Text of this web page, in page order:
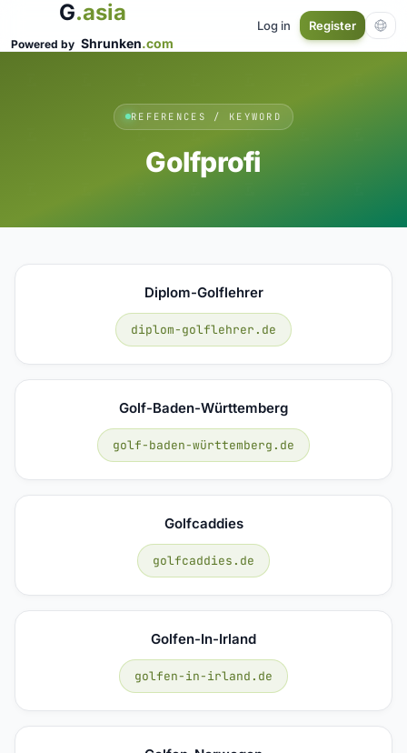
G.asia
Powered by Shrunken.com
Log in Register
REFERENCES / KEYWORD
Golfprofi
Diplom-Golflehrer
diplom-golflehrer.de
Golf-Baden-Württemberg
golf-baden-württemberg.de
Golfcaddies
golfcaddies.de
Golfen-In-Irland
golfen-in-irland.de